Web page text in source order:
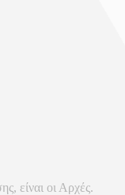
είναι οι Αρχές.